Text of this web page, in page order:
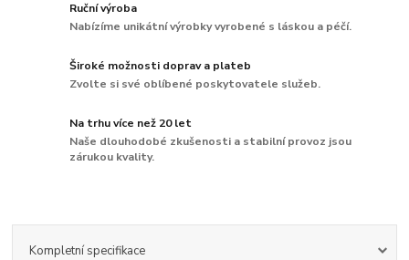
Ruční výroba
Nabízíme unikátní výrobky vyrobené s láskou a péčí.
Široké možnosti doprav a plateb
Zvolte si své oblíbené poskytovatele služeb.
Na trhu více než 20 let
Naše dlouhodobé zkušenosti a stabilní provoz jsou
zárukou kvality.
Kompletní specifikace